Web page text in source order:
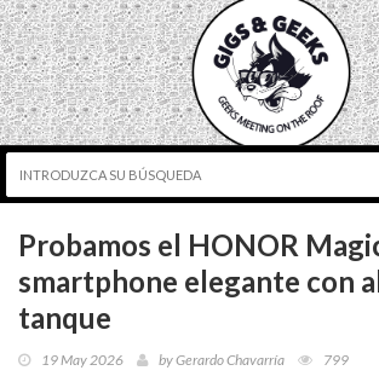
Probamos el HONOR
smartphone elegante con
tanque
19 May 2026 byGerardo Chavarría 799